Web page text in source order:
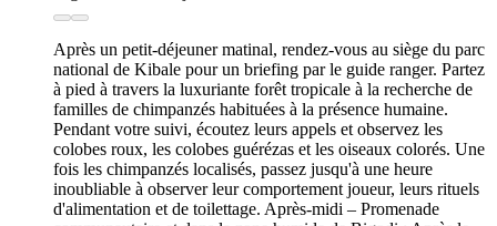
Après un petit-déjeuner matinal, rendez-vous au siège du parc
national de Kibale pour un briefing par le guide ranger. Partez
à pied à travers la luxuriante forêt tropicale à la recherche de
familles de chimpanzés habituées à la présence humaine.
Pendant votre suivi, écoutez leurs appels et observez les
colobes roux, les colobes guérézas et les oiseaux colorés. Une
fois les chimpanzés localisés, passez jusqu'à une heure
inoubliable à observer leur comportement joueur, leurs rituels
d'alimentation et de toilettage. Après-midi – Promenade